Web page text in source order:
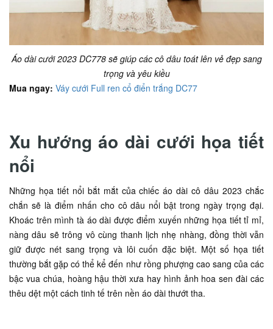
Áo dài cưới 2023 DC778 sẽ giúp các cô dâu toát lên vẻ đẹp sang
trọng và yêu kiều
Mua ngay: Váy cưới Full ren cổ điển trắng DC77
Xu hướng áo dài cưới họa tiết
nổi
Những họa tiết nổi bắt mắt của chiếc áo dài cô dâu 2023 chắc
chắn sẽ là điểm nhấn cho cô dâu nổi bật trong ngày trọng đại.
Khoác trên mình tà áo dài được điểm xuyến những họa tiết tỉ mỉ,
nàng dâu sẽ trông vô cùng thanh lịch nhẹ nhàng, đồng thời vẫn
giữ được nét sang trọng và lôi cuốn đặc biệt. Một số họa tiết
thường bắt gặp có thể kể đến như rồng phượng cao sang của các
bậc vua chúa, hoàng hậu thời xưa hay hình ảnh hoa sen đài các
thêu dệt một cách tinh tế trên nền áo dài thướt tha.